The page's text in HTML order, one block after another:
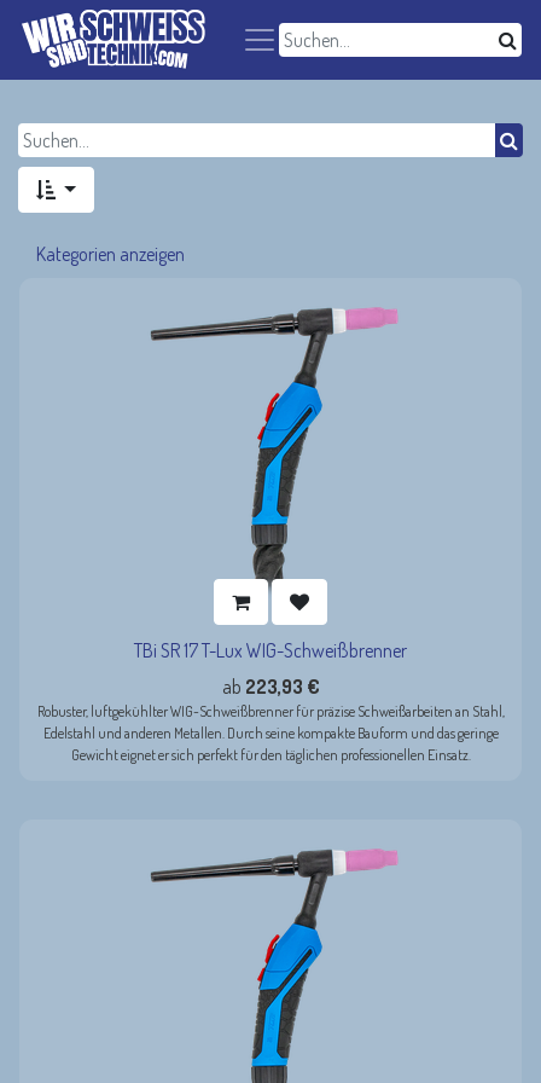
Kategorien anzeigen
TBi SR 17 T-Lux WIG-Schweißbrenner
ab 223,93 €
Robuster, luftgekühlter WIG-Schweißbrenner für präzise Schweißarbeiten an Stahl,
Edelstahl und anderen Metallen. Durch seine kompakte Bauform und das geringe
Gewicht eignet er sich perfekt für den täglichen professionellen Einsatz.